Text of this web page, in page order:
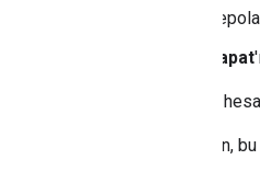
Kapat
Hizmet
Ardından,